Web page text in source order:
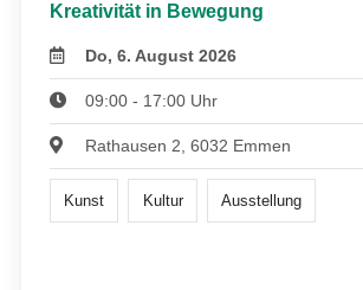
Kreativität in Bewegung
Do, 6. August 2026
09:00 - 17:00 Uhr
Rathausen 2, 6032 Emmen
Kunst Kultur Ausstellung